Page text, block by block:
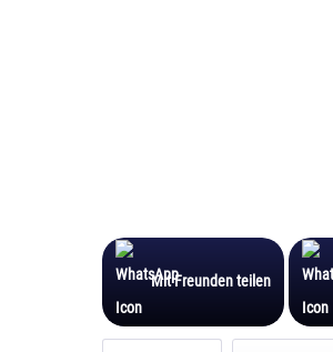
Mit Freunden teilen